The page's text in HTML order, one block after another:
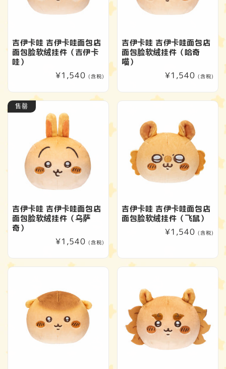
吉伊卡哇 吉伊卡哇面包店
面包脸软绒挂件（吉伊卡
哇）
常
格
¥1,540 (含税)
吉伊卡哇 吉伊卡哇面包店
面包脸软绒挂件（哈奇
喵）
常
价
¥1,540 (含税)
售罄
吉伊卡哇 吉伊卡哇面包店
面包脸软绒挂件（乌萨
奇）
常
价
¥1,540 (含税)
吉伊卡哇 吉伊卡哇面包店
面包脸软绒挂件（飞鼠）
常
¥1,540 (含税)